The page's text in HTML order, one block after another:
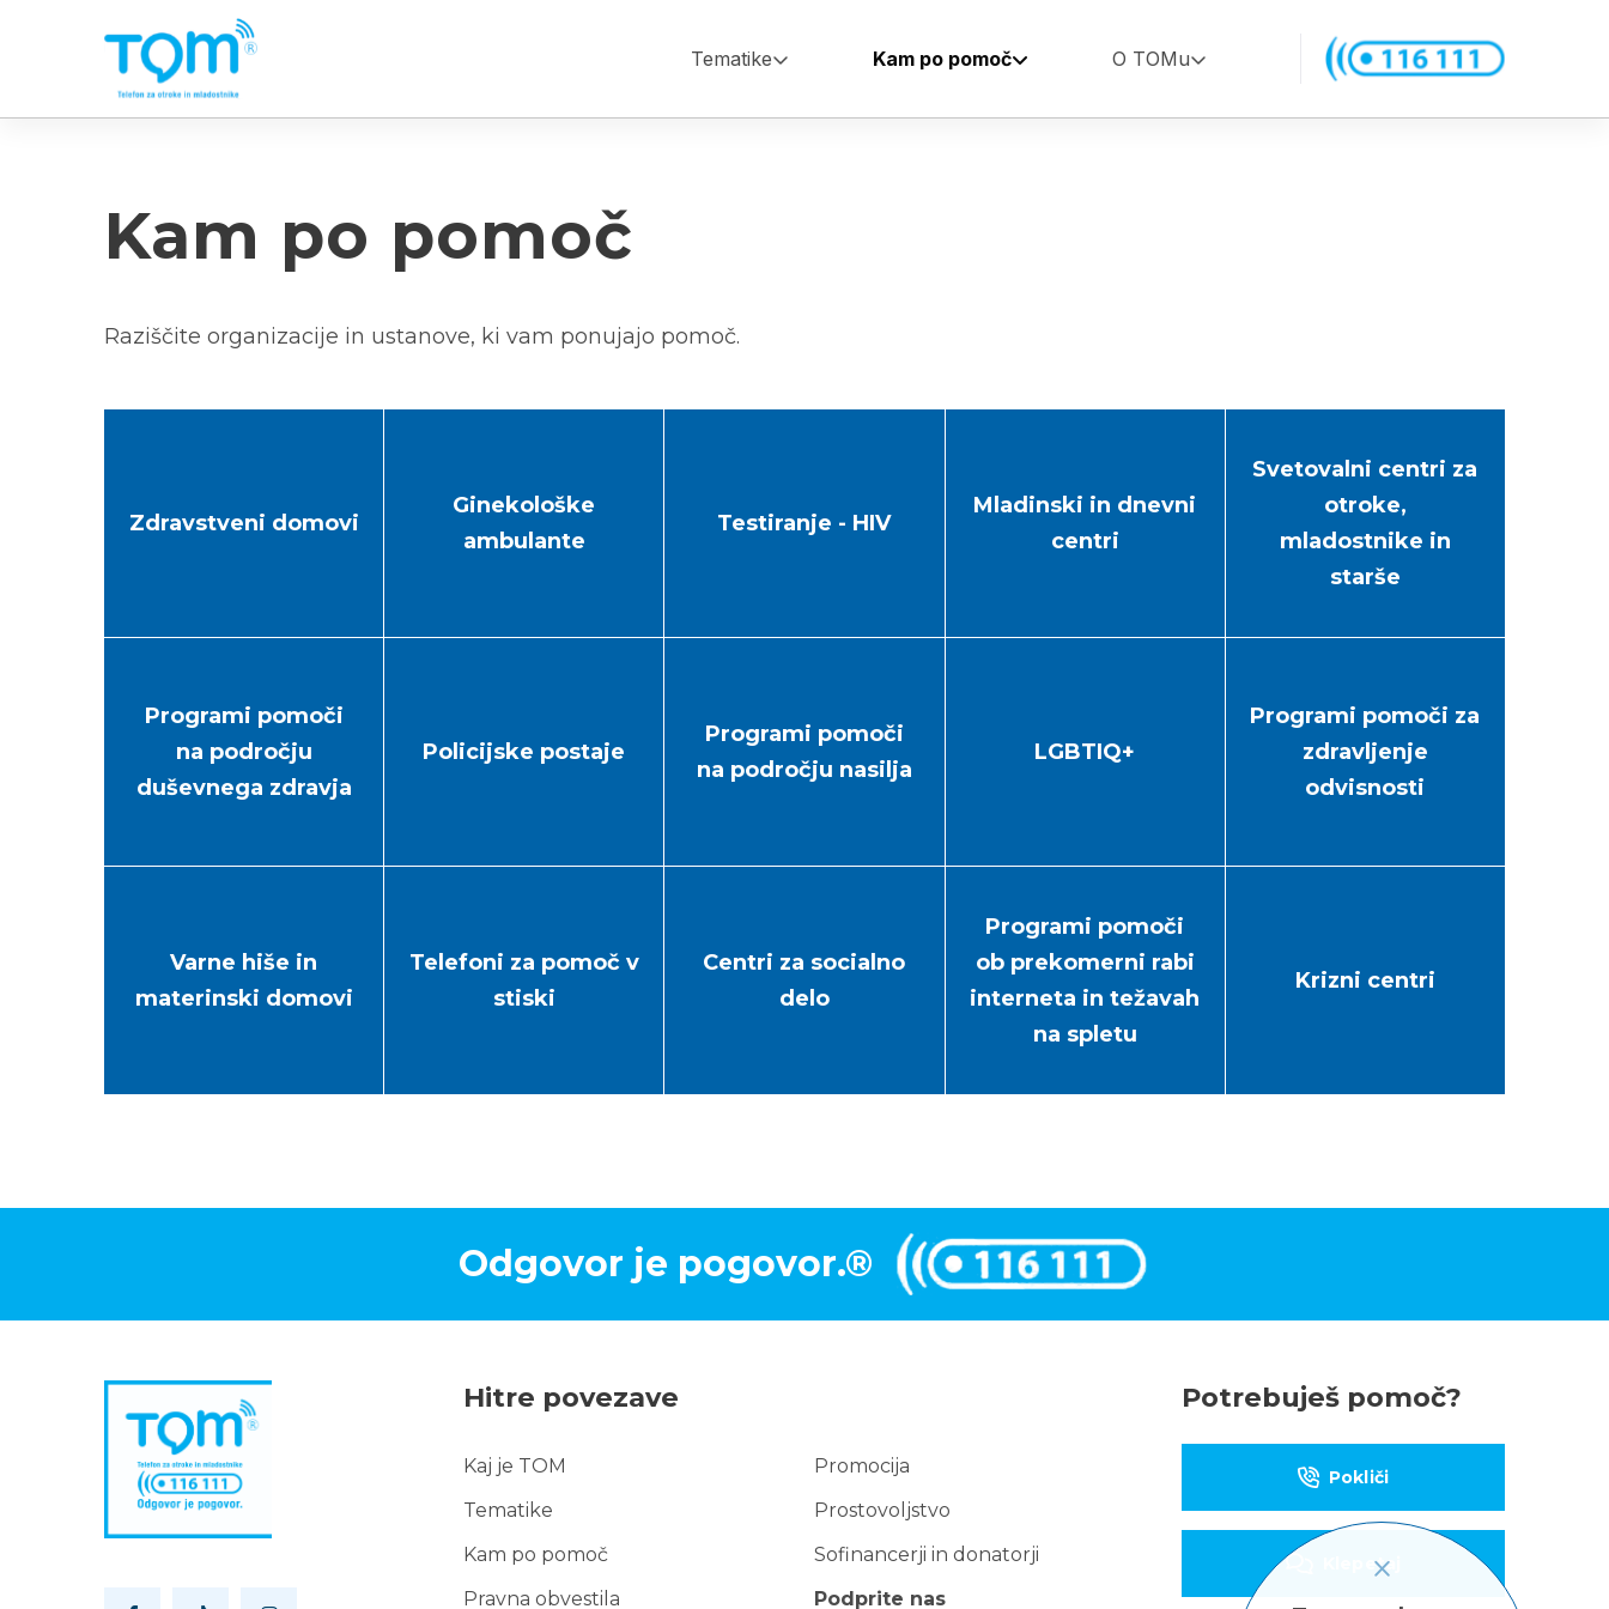
Main
navigation
Tematike Kam po pomoč O TOMu
Kam po pomoč
Raziščite organizacije in ustanove, ki vam ponujajo pomoč.
Zdravstveni domovi
Ginekološke
ambulante
Testiranje - HIV
Mladinski in dnevni
centri
Svetovalni centri za
otroke,
mladostnike in
starše
Programi pomoči
na področju
duševnega zdravja
Policijske postaje
Programi pomoči
na področju nasilja
LGBTIQ+
Programi pomoči za
zdravljenje
odvisnosti
Varne hiše in
materinski domovi
Telefoni za pomoč v
stiski
Centri za socialno
delo
Programi pomoči
ob prekomerni rabi
interneta in težavah
na spletu
Krizni centri
Odgovor je pogovor.®
Hitre povezave
Hitre
Kaj je TOM
Tematike
Kam po pomoč
Pravna obvestila
Promocija
Prostovoljstvo
Sofinancerji in donatorji
Podprite nas
Potrebuješ pomoč?
Pokliči
Klepetaj